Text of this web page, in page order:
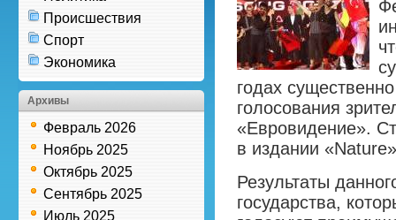
Происшествия
Спорт
Экономика
Архивы
Февраль 2026
Ноябрь 2025
Октябрь 2025
Сентябрь 2025
Июль 2025
годах
голосования
«Евровидение».
в издании
Результаты
государства,